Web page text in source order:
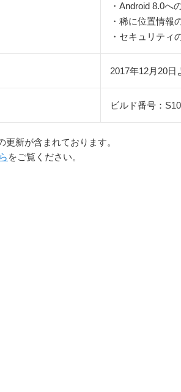
・Android 8.0へ
・稀に位置情報
・セキュリティ
2017年12月20日
ビルド番号：
更新が含まれております。
をご覧ください。